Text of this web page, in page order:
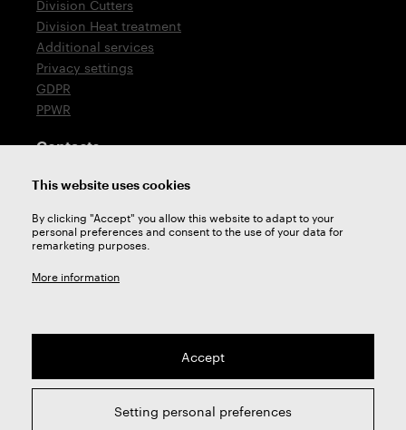
Division Cutters
Division Heat treatment
Additional services
Privacy settings
GDPR
PPWR
Contacts
T: +420 576 777 510
Technical support
2026 © ZPS-FN a.s. | All right reserved
webdesign byStudio 9
This website uses cookies
By clicking "Accept" you allow this website to adapt to your
personal preferences and consent to the use of your data for
remarketing purposes.
More information
Accept
Setting personal preferences